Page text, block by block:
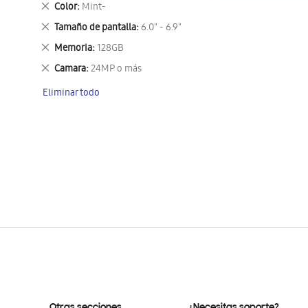
Color Mint-
Eliminar
este
artículo
Tamaño de pantalla 6.0" - 6.9"
Eliminar
este
artículo
Memoria 128GB
Eliminar
este
artículo
Camara 24MP o más
Eliminar
artículo
Eliminar todo